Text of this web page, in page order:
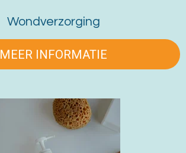
Wondverzorging
MEER INFORMATIE